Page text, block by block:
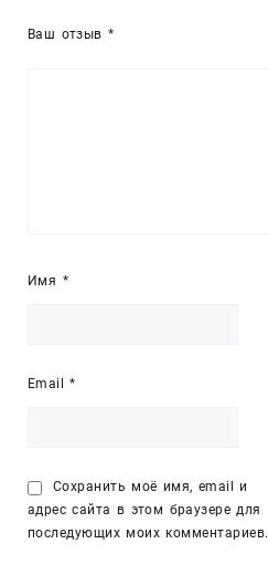
Ваш отзыв *
Имя *
Email*
Сохранить моё имя, email и
адрес сайта в этом браузере для
последующих моих комментариев.